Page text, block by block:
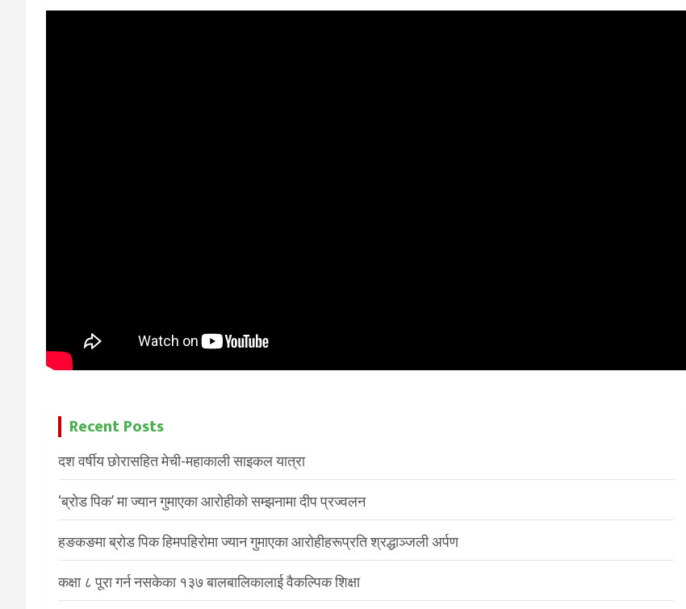
Recent Posts
दश वर्षीय छोरासहित मेची-महाकाली साइकल यात्रा
‘ब्रोड पिक’ मा ज्यान गुमाएका आरोहीको सम्झनामा दीप प्रज्वलन
हङकङमा ब्रोड पिक हिमपहिरोमा ज्यान गुमाएका आरोहीहरूप्रति श्रद्धाञ्जली अर्पण
कक्षा ८ पूरा गर्न नसकेका १३७ बालबालिकालाई वैकल्पिक शिक्षा